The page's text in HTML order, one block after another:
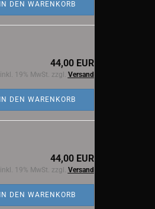
IN DEN WARENKORB
44,00 EUR
inkl. 19% MwSt. zzgl. Versand
IN DEN WARENKORB
44,00 EUR
inkl. 19% MwSt. zzgl. Versand
IN DEN WARENKORB